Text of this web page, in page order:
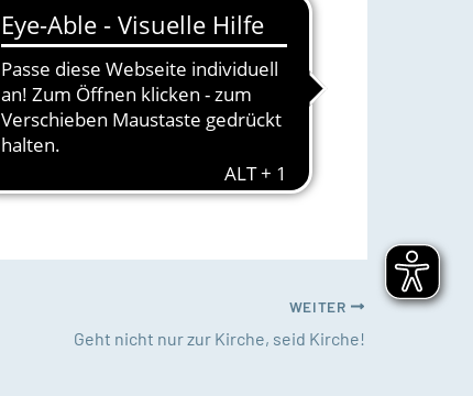
durch
von Wilfried
Stiftung Gertrud,
des Gartens
der Perle der
kann sich
WEITER
Geht nicht nur zur Kirche, seid Kirche!